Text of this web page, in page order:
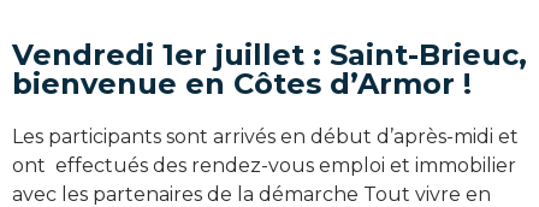
Vendredi 1er juillet : Saint-Brieuc,
bienvenue en Côtes d’Armor !
Les participants sont arrivés en début d’après-midi et
ont effectués des rendez-vous emploi et immobilier
avec les partenaires de la démarche Tout vivre en